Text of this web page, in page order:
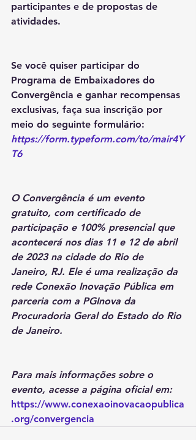
participantes e de propostas de
atividades.
Se você quiser participar do
Programa de Embaixadores do
Convergência e ganhar recompensas
exclusivas, faça sua inscrição por
meio do seguinte formulário:
https://form.typeform.com/to/mair4Y
T6
O Convergência é um evento
gratuito, com certificado de
participação e 100% presencial que
acontecerá nos dias 11 e 12 de abril
de 2023 na cidade do Rio de
Janeiro, RJ. Ele é uma realização da
rede Conexão Inovação Pública em
parceria com a PGInova da
Procuradoria Geral do Estado do Rio
de Janeiro.
Para mais informações sobre o
evento, acesse a página oficial em:
https://www.conexaoinovacaopublica
.org/convergencia